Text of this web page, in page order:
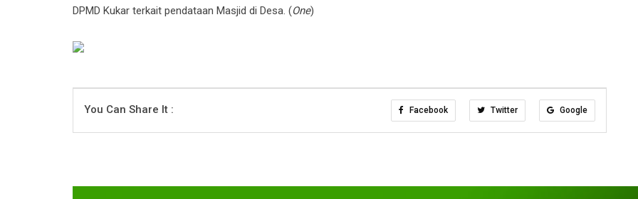
DPMD Kukar terkait pendataan Masjid di Desa. (One)
You Can Share It : Facebook Twitter Google